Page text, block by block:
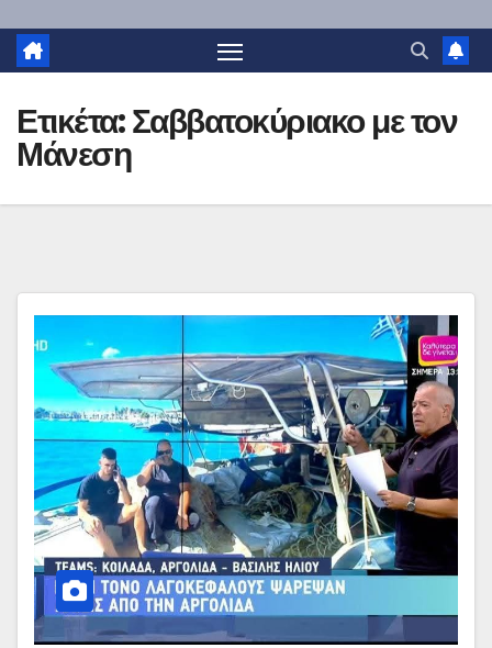
Ετικέτα:Σαββατοκύριακο με τον
Μάνεση